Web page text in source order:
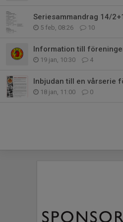
Seriesammandrag 14/
5 feb, 08:26 10
19 jan, 10:30 4
Inbjudan till en vårserie
18 jan, 11:00 0